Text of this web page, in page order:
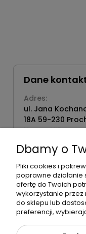
Dane
Adres:
ul. Jana
18A 59-230
Numer NIP:
Telefon:
518358020
©2026 Wszelkie
Dbamy o
Pliki cookies i
poprawne
ofertę do Twoich
wykorzystanie przez
do sklepu lub
preferencji,